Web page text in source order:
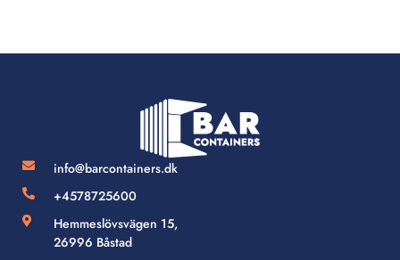
info@barcontainers.dk
+4578725600
Hemmeslövsvägen 15,
26996 Båstad